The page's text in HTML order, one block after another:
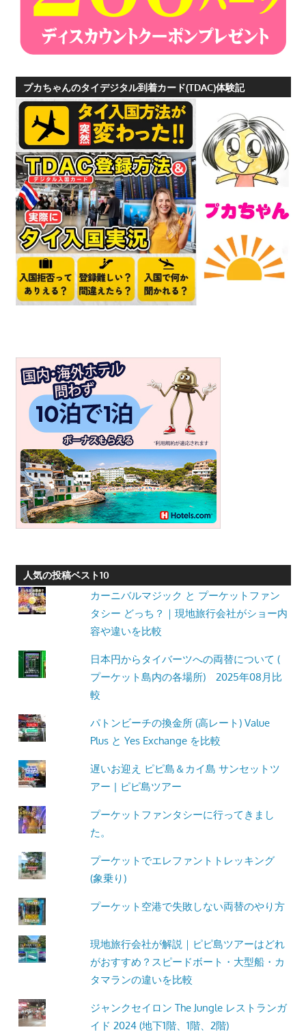
プカちゃんのタイデジタル到着カード(TDAC)体験記
人気の投稿ベスト10
カーニバルマジック と プーケットファン
タシー どっち？｜現地旅行会社がショー内
容や違いを比較
日本円からタイバーツへの両替について (
プーケット島内の各場所) 2025年08月比
較
パトンビーチの換金所 (高レート) Value
Plus と Yes Exchange を比較
遅いお迎え ピピ島＆カイ島 サンセットツ
アー | ピピ島ツアー
プーケットファンタシーに行ってきまし
た。
プーケットでエレファントトレッキング
(象乗り)
プーケット空港で失敗しない両替のやり方
現地旅行会社が解説｜ピピ島ツアーはどれ
がおすすめ？スピードボート・大型船・カ
タマランの違いを比較
ジャンクセイロン The Jungle レストランガ
イド 2024 (地下1階、1階、2階)